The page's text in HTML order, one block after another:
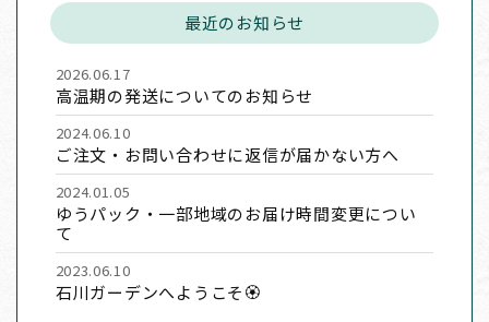
最近のお知らせ
2026.06.17
高温期の発送についてのお知らせ
2024.06.10
ご注文・お問い合わせに返信が届かない方へ
2024.01.05
ゆうパック・一部地域のお届け時間変更につい
て
2023.06.10
石川ガーデンへようこそ🏵